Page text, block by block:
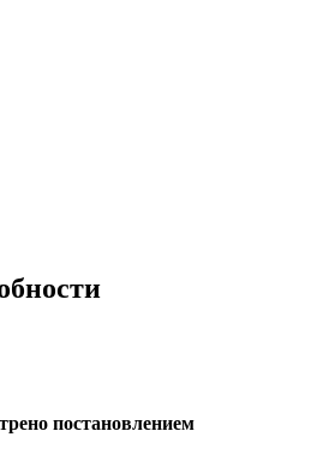
постановлением